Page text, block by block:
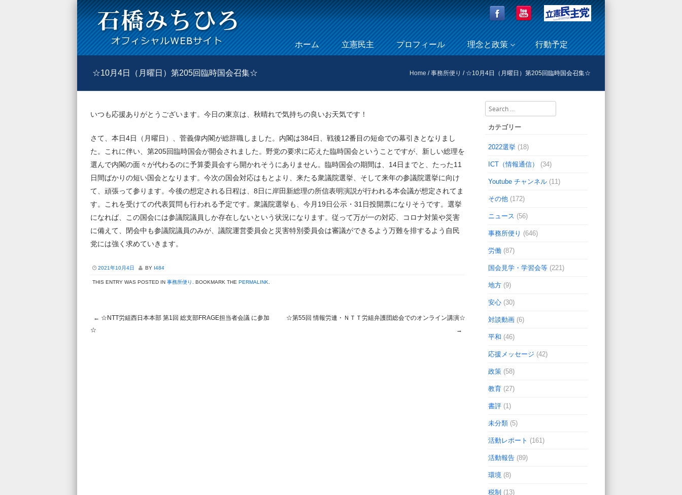
Menu
Skip to content
ホーム 立憲民主 プロフィール 理念と政策 行動予定
☆10月4日（月曜日）第205回臨時国会召集☆ Home /事務所便り / ☆10月4日（月曜日）第205回臨時国会召集☆
いつも応援ありがとうございます。今日の東京は、秋晴れで気持ちの良いお天気です！
さて、本日4日（月曜日）、菅義偉内閣が総辞職しました。内閣は384日、戦後12番目の短命での幕引きとなりまし
た。これに伴い、第205回臨時国会が開会されました。野党の要求に応えた臨時国会ということですが、新しい総理を
選んで内閣の面々が代わるのに予算委員会すら開かれそうにありません。臨時国会の期間は、14日までと、たった11
日間ばかりの短い国会となります。今次の国会対応はもとより、来たる衆議院選挙、そして来年の参議院選挙に向け
て、頑張って参ります。今後の想定される日程は、8日に岸田新総理の所信表明演説が行われる本会議が想定されてま
す。これを受けての代表質問も行われる予定です。衆議院選挙も、今月19日公示・31日投開票になりそうです。選挙
になれば、この国会には参議院議員しか存在しないという状況になります。従って万が一の対応、コロナ対策や災害
に備えて、閉会中も参議院議員のみが、議院運営委員会と災害特別委員会は審議ができるよう万難を排するよう自民
党には強く求めていきます。
2021年10月4日 BY I484
THIS ENTRY WAS POSTED IN 事務所便り . BOOKMARK THE PERMALINK
Post navigation
← ☆NTT労組西日本本部 第1回 総支部FRAGE担当者会議 に参加
☆
☆第55回 情報労連・ＮＴＴ労組弁護団総会でのオンライン講演☆
→
Search
カテゴリー
2022選挙 (18)
ICT（情報通信） (34)
Youtube チャンネル (11)
その他 (172)
ニュース (56)
事務所便り (646)
労働 (87)
国会見学・学習会等 (221)
地方 (9)
安心 (30)
対談動画 (6)
平和 (46)
応援メッセージ (42)
政策 (58)
教育 (27)
書評 (1)
未分類 (5)
活動レポート (161)
活動報告 (89)
環境 (8)
税制 (13)